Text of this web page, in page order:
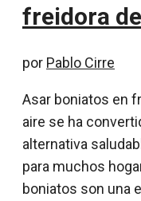
freidora
por Pablo Cirre
Asar boniatos en
aire se ha
alternativa
para muchos
boniatos son una